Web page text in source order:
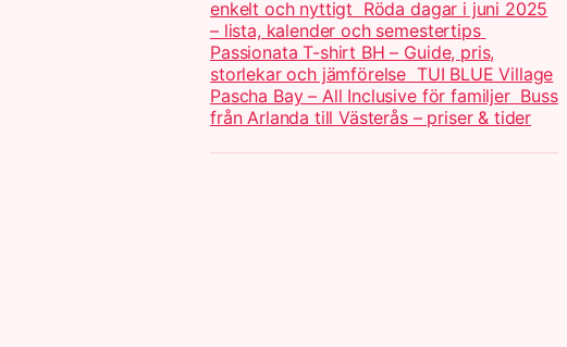
enkelt och nyttigt Röda dagar i juni 2025
– lista, kalender och semestertips
Passionata T-shirt BH – Guide, pris,
storlekar och jämförelse TUI BLUE Village
Pascha Bay – All Inclusive för familjer Buss
från Arlanda till Västerås – priser & tider